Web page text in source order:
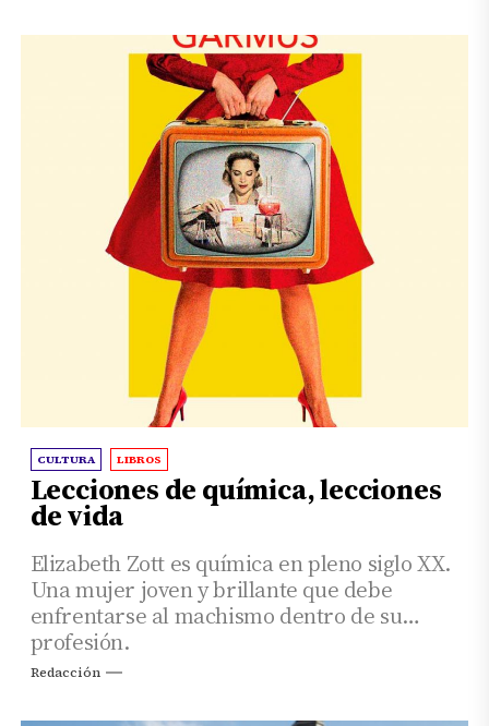
CULTURA LIBROS
Lecciones de química, lecciones
de vida
Elizabeth Zott es química en pleno siglo XX.
Una mujer joven y brillante que debe
enfrentarse al machismo dentro de su
profesión.
Redacción